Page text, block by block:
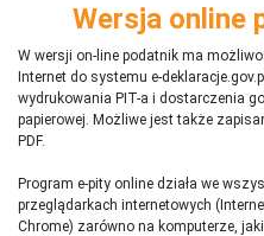
Wersja online
W wersji on-line podatnik ma
Internet do systemu e-
wydrukowania PIT-a i dostarczenia
papierowej. Możliwe jest także
PDF.
Program e-pity online działa we
przeglądarkach internetowych
Chrome) zarówno na komputerze,